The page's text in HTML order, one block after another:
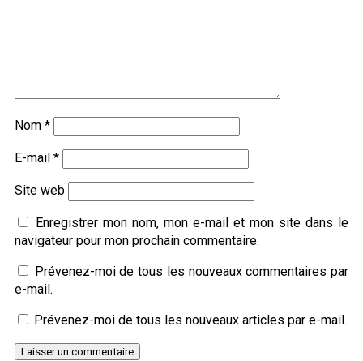
Nom *
E-mail *
Site web
Enregistrer mon nom, mon e-mail et mon site dans le
navigateur pour mon prochain commentaire.
Prévenez-moi de tous les nouveaux commentaires par
e-mail.
Prévenez-moi de tous les nouveaux articles par e-mail.